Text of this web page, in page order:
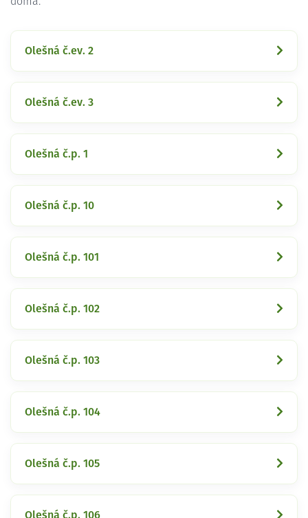
Olešná č.ev. 2
Olešná č.ev. 3
Olešná č.p. 1
Olešná č.p. 10
Olešná č.p. 101
Olešná č.p. 102
Olešná č.p. 103
Olešná č.p. 104
Olešná č.p. 105
Olešná č.p. 106